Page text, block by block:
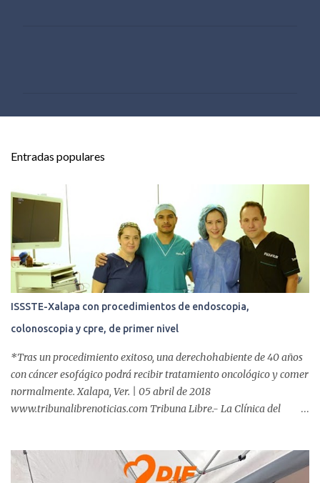
s
Entradas populares
ISSSTE-Xalapa con procedimientos de endoscopia,
colonoscopia y cpre, de primer nivel
*Tras un procedimiento exitoso, una derechohabiente de 40 años
con cáncer esofágico podrá recibir tratamiento oncológico y comer
normalmente. Xalapa, Ver. | 05 abril de 2018
www.tribunalibrenoticias.com Tribuna Libre.- La Clínica del
incluyen endoscopia, colonoscopia y colangiopancreatografía
retrógrada endoscópica (CPRE), con equipo de alta tecnología de